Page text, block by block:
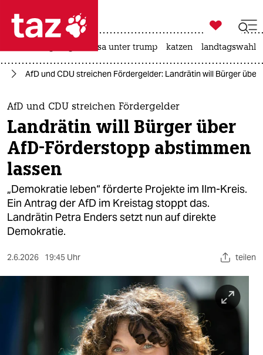
 taz zahl ich
taz zahl ich
themen
politik
öko
gesellschaft
kultur
sport
berlin
verlag

taz zahl ich
usa unter trump katzen landtagswahl
AfD und CDU streichen Fördergelder: Landrätin will Bürger
AfD und CDU streichen Fördergelder
Landrätin will Bürger über
AfD-Förderstopp abstimmen
lassen
„Demokratie leben“ förderte Projekte im Ilm-Kreis.
Ein Antrag der AfD im Kreistag stoppt das.
Landrätin Petra Enders setzt nun auf direkte
Demokratie.
2.6.2026 19:45 Uhr teilen